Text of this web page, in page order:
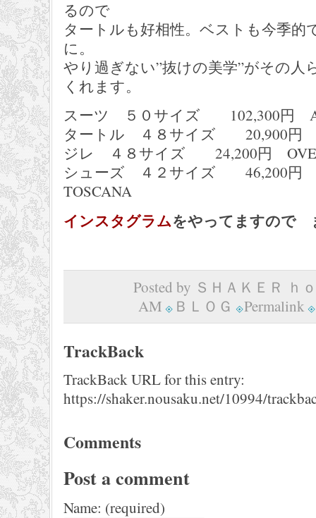
るので
タートルも好相性。ベストも今季的
に。
やり過ぎない”抜けの美学”がその人
くれます。
スーツ ５０サイズ 102,300円
タートル ４８サイズ 20,900円
ジレ ４８サイズ 24,200円
シューズ ４２サイズ 46,200円
TOSCANA
インスタグラムをやってますので
Posted by ＳＨＡＫＥＲ ｈ
AM
ＢＬＯＧ Permalink
TrackBack
TrackBack URL for this entry:
https://shaker.nousaku.net/10994/
Comments
Post a comment
Name: (required)